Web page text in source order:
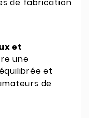
de fabrication
et
une
et
de